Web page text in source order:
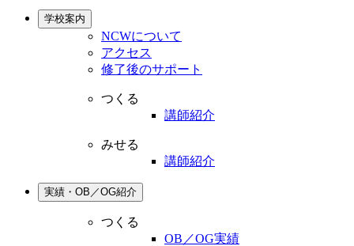
学校案内
NCWについて
アクセス
修了後のサポート
つくる
講師紹介
みせる
講師紹介
実績・OB／OG紹介
つくる
OB／OG実績